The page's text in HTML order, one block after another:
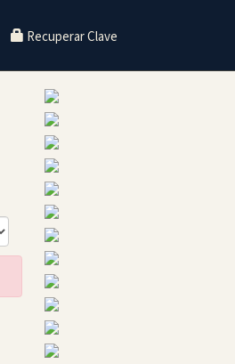
Recuperar Clave